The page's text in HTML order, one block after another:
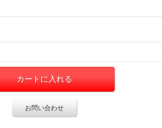
お問い合わせ